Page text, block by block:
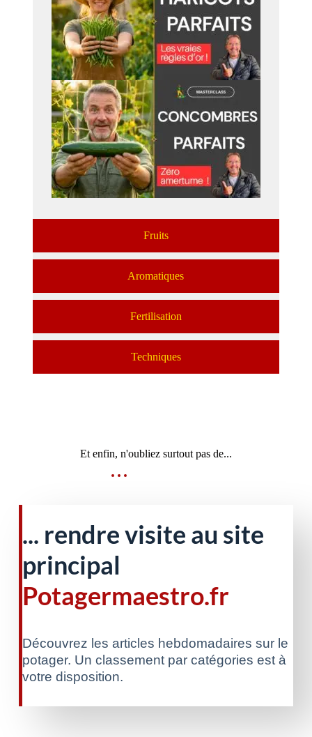
Fruits
Aromatiques
Fertilisation
Techniques
Et enfin, n'oubliez surtout pas de...
... rendre visite au site
principal
Potagermaestro.fr
Découvrez les articles hebdomadaires sur le
potager. Un classement par catégories est à
votre disposition.